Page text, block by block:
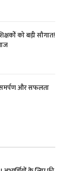
को बड़ी सौगात!
समर्पण और सफलता